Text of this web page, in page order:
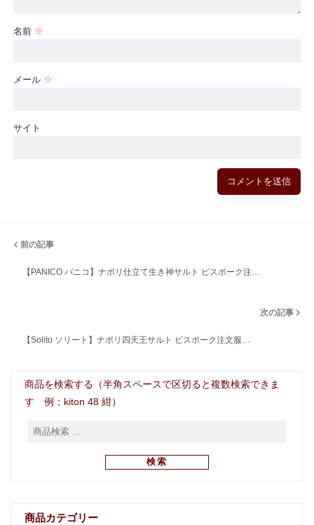
名前 ※
メール ※
サイト
前の記事
【PANICO パニコ】ナポリ仕立て生き神サルト ビスポーク注…
次の記事
【Solito ソリート】ナポリ四天王サルト ビスポーク注文服…
商品を検索する（半角スペースで区切ると複数検索できま
す 例：kiton 48 紺）
検索
商品カテゴリー